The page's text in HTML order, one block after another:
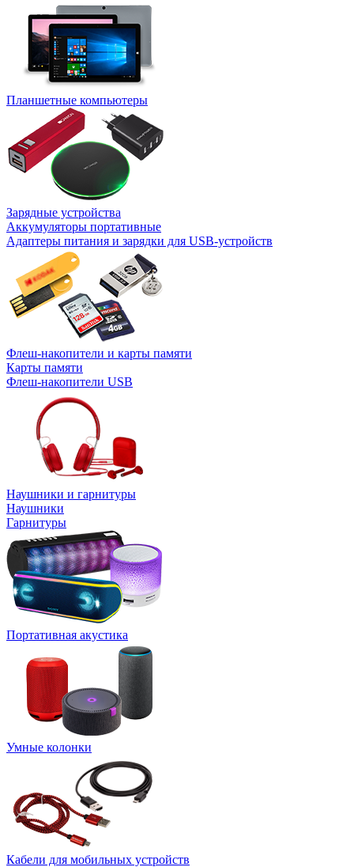
Планшетные компьютеры
Зарядные устройства
Аккумуляторы портативные
Адаптеры питания и зарядки для USB-устройств
Флеш-накопители и карты памяти
Карты памяти
Флеш-накопители USB
Наушники и гарнитуры
Наушники
Гарнитуры
Портативная акустика
Умные колонки
Кабели для мобильных устройств